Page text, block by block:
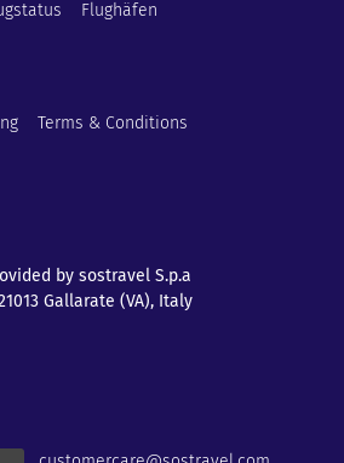
Flughäfen
Terms & Conditions
by sostravel S.p.a
Gallarate (VA), Italy